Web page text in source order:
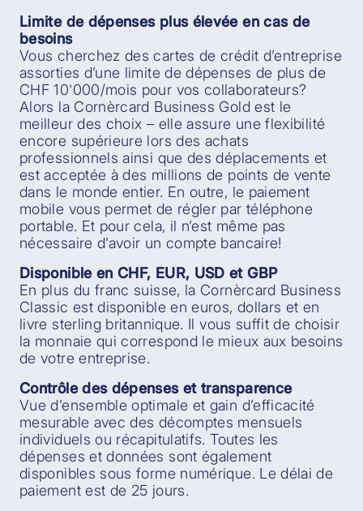
Limite de dépenses plus élevée en cas de
besoins
Vous cherchez des cartes de crédit d’entreprise
assorties d’une limite de dépenses de plus de
CHF 10'000/mois pour vos collaborateurs?
Alors la Cornèrcard Business Gold est le
meilleur des choix – elle assure une flexibilité
encore supérieure lors des achats
professionnels ainsi que des déplacements et
est acceptée à des millions de points de vente
dans le monde entier. En outre, le paiement
mobile vous permet de régler par téléphone
portable. Et pour cela, il n’est même pas
nécessaire d’avoir un compte bancaire!
Disponible en CHF, EUR, USD et GBP
En plus du franc suisse, la Cornèrcard Business
Classic est disponible en euros, dollars et en
livre sterling britannique. Il vous suffit de choisir
la monnaie qui correspond le mieux aux besoins
de votre entreprise.
Contrôle des dépenses et transparence
Vue d’ensemble optimale et gain d’efficacité
mesurable avec des décomptes mensuels
individuels ou récapitulatifs. Toutes les
dépenses et données sont également
disponibles sous forme numérique. Le délai de
paiement est de 25 jours.